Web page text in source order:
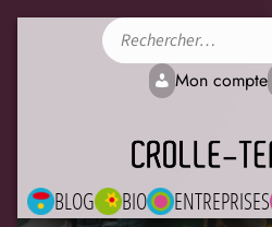
BLOG BIO ENTREPRISES
Mon compte